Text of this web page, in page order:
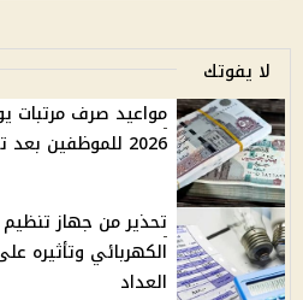
لا يفوتك
مواعيد صرف مرتبات
2026 للموظفين بعد تطبيق الزيادة الجديدة
تحذير من جهاز
الكهربائي وتأثيره
العداد